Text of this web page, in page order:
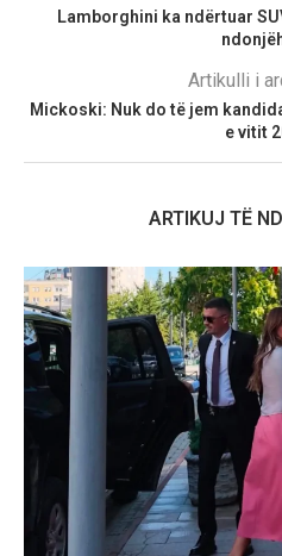
Lamborghini ka ndërtuar
Artikulli i
Mickoski: Nuk do të jem
e vitit
ARTIKUJ TË